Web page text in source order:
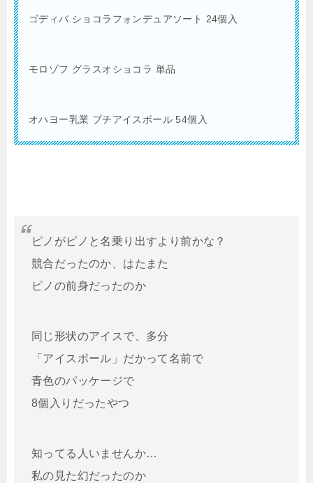
ゴディバ ショコラフォンデュアソート 24個入
モロゾフ グラスオショコラ 単品
オハヨー乳業 プチアイスボール 54個入
ピノがピノと名乗り出すより前かな？
競合だったのか、はたまた
ピノの前身だったのか
同じ形状のアイスで、多分
「アイスボール」だかって名前で
青色のパッケージで
8個入りだったやつ
知ってる人いませんか…
私の見た幻だったのか